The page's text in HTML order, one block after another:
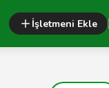
İşletmeni Ekle